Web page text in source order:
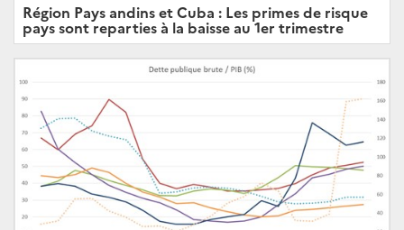
Région Pays andins et Cuba : Les primes de risque
pays sont reparties à la baisse au 1er trimestre